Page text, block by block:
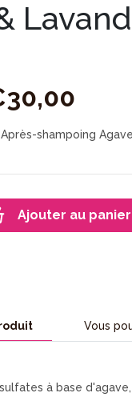
30,00
shampoing
Ajouter au panier
Vous
à base